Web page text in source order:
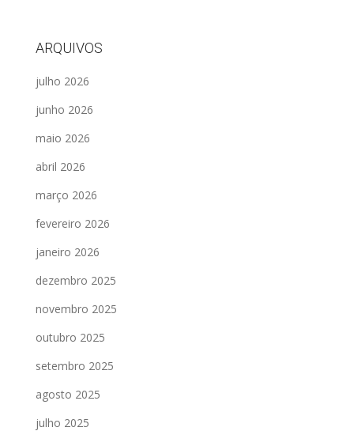
ARQUIVOS
julho 2026
junho 2026
maio 2026
abril 2026
março 2026
fevereiro 2026
janeiro 2026
dezembro 2025
novembro 2025
outubro 2025
setembro 2025
agosto 2025
julho 2025